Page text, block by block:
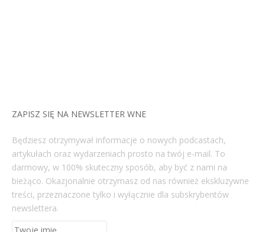
ZAPISZ SIĘ NA NEWSLETTER WNE
Będziesz otrzymywał informacje o nowych podcastach,
artykułach oraz wydarzeniach prosto na twój e-mail. To
darmowy, w 100% skuteczny sposób, aby być z nami na
bieżąco. Okazjonalnie otrzymasz od nas również ekskluzywne
treści, przeznaczone tylko i wyłącznie dla subskrybentów
newslettera.